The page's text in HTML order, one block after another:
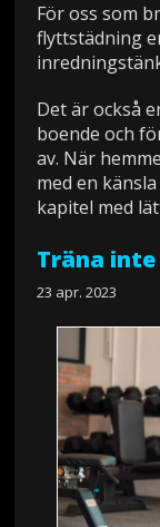
För oss som
flyttstädning
Det är också
boende och
av. När
med en
kapitel med
Träna
23 apr. 2023